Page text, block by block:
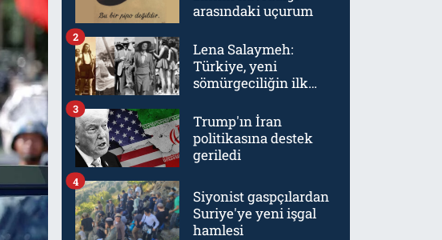
arasındaki uçurum
Lena Salaymeh:
Türkiye, yeni
sömürgeciliğin ilk
2
Trump'ın İran
politikasına destek
geriledi
3
Siyonist gaspçılardan
Suriye'ye yeni işgal
hamlesi
4